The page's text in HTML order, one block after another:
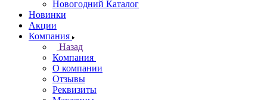
Новогодний Каталог
Новинки
Акции
Компания
Назад
Компания
О компании
Отзывы
Реквизиты